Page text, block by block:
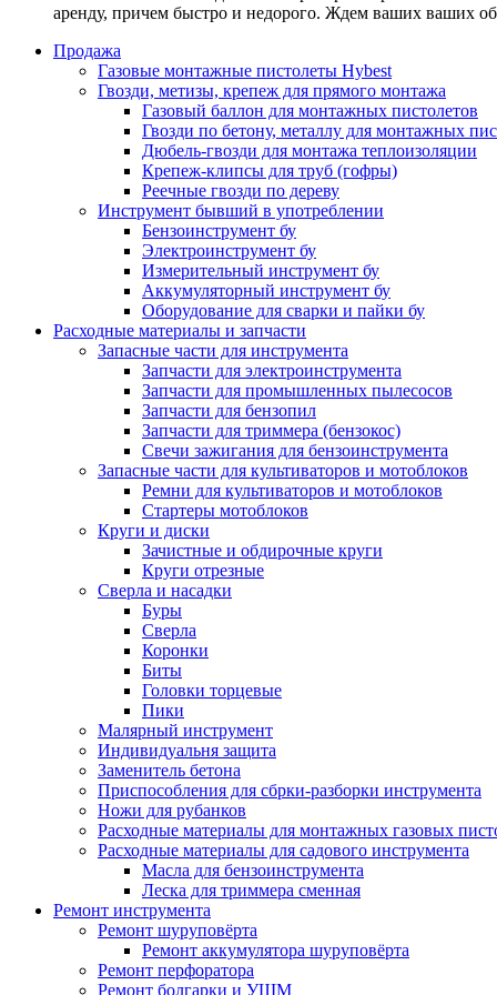
аренду, причем быстро и недорого. Ждем ваших ваших
Продажа
Газовые монтажные пистолеты Hybest
Гвозди, метизы, крепеж для прямого монтажа
Газовый баллон для монтажных пистолетов
Гвозди по бетону, металлу для монтажных
Дюбель-гвозди для монтажа теплоизоляции
Крепеж-клипсы для труб (гофры)
Реечные гвозди по дереву
Инструмент бывший в употреблении
Бензоинструмент бу
Электроинструмент бу
Измерительный инструмент бу
Аккумуляторный инструмент бу
Оборудование для сварки и пайки бу
Расходные материалы и запчасти
Запасные части для инструмента
Запчасти для электроинструмента
Запчасти для промышленных пылесосов
Запчасти для бензопил
Запчасти для триммера (бензокос)
Свечи зажигания для бензоинструмента
Запасные части для культиваторов и мотоблоков
Ремни для культиваторов и мотоблоков
Стартеры мотоблоков
Круги и диски
Зачистные и обдирочные круги
Круги отрезные
Сверла и насадки
Буры
Сверла
Коронки
Биты
Головки торцевые
Пики
Малярный инструмент
Индивидуальня защита
Заменитель бетона
Приспособления для сбрки-разборки инструмента
Ножи для рубанков
Расходные материалы для монтажных газовых
Расходные материалы для садового инструмента
Масла для бензоинструмента
Леска для триммера сменная
Ремонт инструмента
Ремонт шуруповёрта
Ремонт аккумулятора шуруповёрта
Ремонт перфоратора
Ремонт болгарки и УШМ